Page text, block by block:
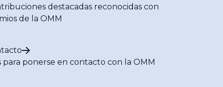
destacadas reconocidas con
de la OMM
para ponerse en contacto con la OMM